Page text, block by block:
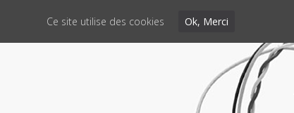
Ce site utilise des cookies Ok, Merci